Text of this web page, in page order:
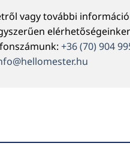
vagy további
+36 (70) 904